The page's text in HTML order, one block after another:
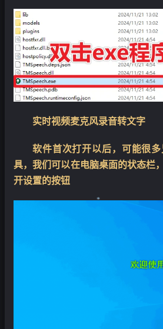
实时视频麦克风录音转文字
软件首次打开以后，可能很
具，我们可以在电脑桌面的状态栏
开设置的按钮